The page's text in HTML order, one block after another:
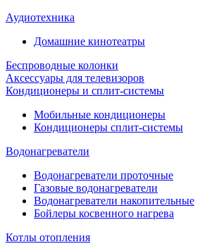
Аудиотехника
Домашние кинотеатры
Беспроводные колонки
Аксессуары для телевизоров
Кондиционеры и сплит-системы
Мобильные кондиционеры
Кондиционеры сплит-системы
Водонагреватели
Водонагреватели проточные
Газовые водонагреватели
Водонагреватели накопительные
Бойлеры косвенного нагрева
Котлы отопления